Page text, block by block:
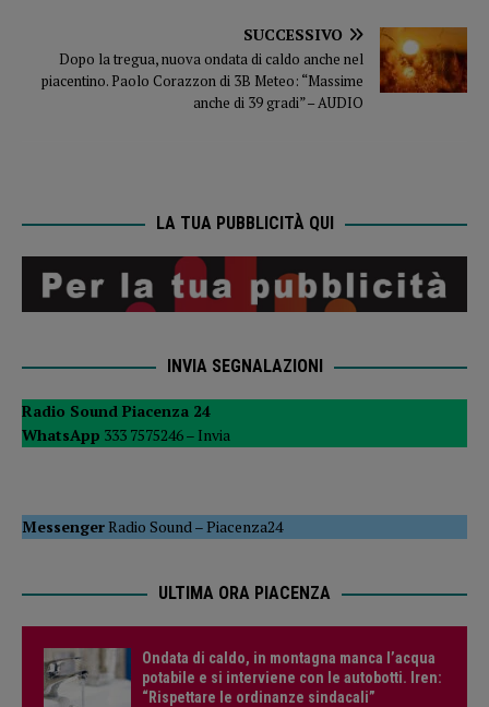
SUCCESSIVO
Dopo la tregua, nuova ondata di caldo anche nel
piacentino. Paolo Corazzon di 3B Meteo: “Massime
anche di 39 gradi” – AUDIO
LA TUA PUBBLICITÀ QUI
INVIA SEGNALAZIONI
Radio Sound Piacenza 24
WhatsApp 333 7575246 – Invia
MessengerRadio Sound –Piacenza24
ULTIMA ORA PIACENZA
Ondata di caldo, in montagna manca l’acqua
potabile e si interviene con le autobotti. Iren:
“Rispettare le ordinanze sindacali”